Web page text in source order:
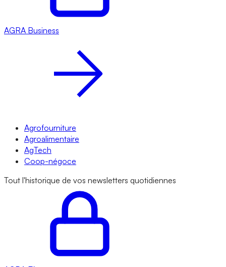
AGRA Business
Agrofourniture
Agroalimentaire
AgTech
Coop-négoce
Tout l'historique de vos newsletters quotidiennes